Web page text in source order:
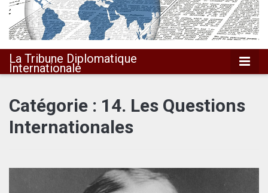
Diplomatique
Internationale
La Tribune Diplomatique
Internationale
Catégorie : 14. Les Questions
Internationales